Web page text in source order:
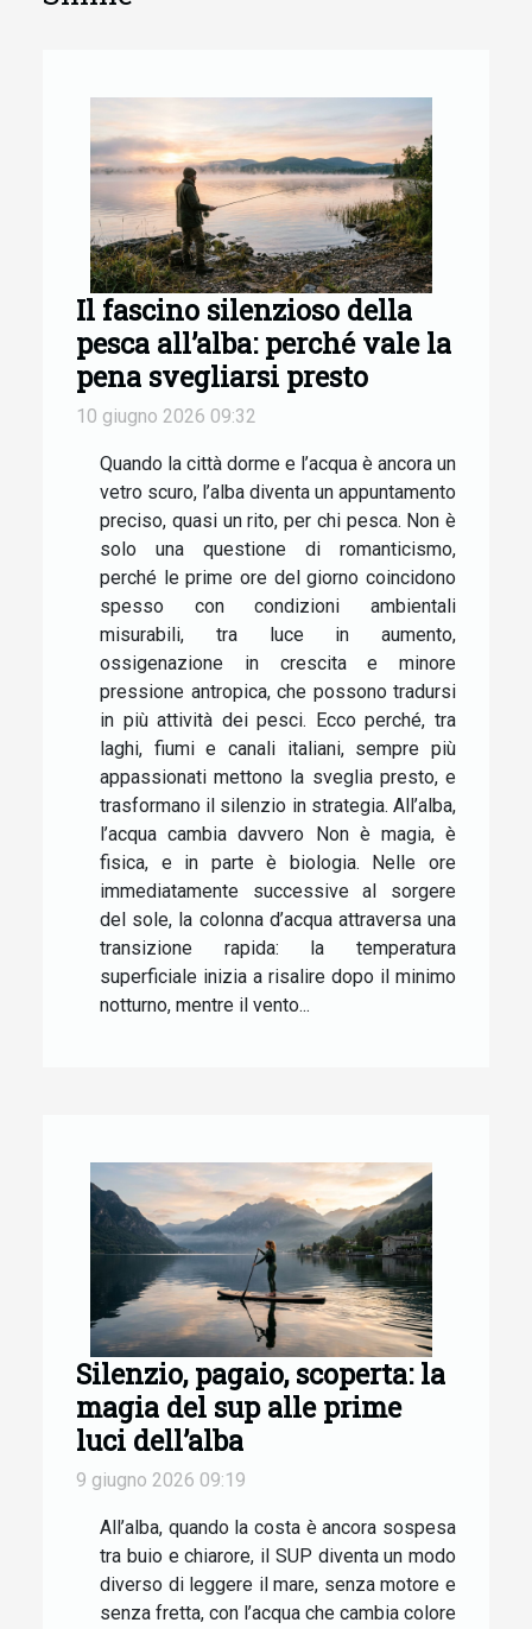
Il fascino silenzioso della
pesca all’alba: perché vale la
pena svegliarsi presto
10 giugno 2026 09:32
Quando la città dorme e l’acqua è ancora un
vetro scuro, l’alba diventa un appuntamento
preciso, quasi un rito, per chi pesca. Non è
solo una questione di romanticismo,
perché le prime ore del giorno coincidono
spesso con condizioni ambientali
misurabili, tra luce in aumento,
ossigenazione in crescita e minore
pressione antropica, che possono tradursi
in più attività dei pesci. Ecco perché, tra
laghi, fiumi e canali italiani, sempre più
appassionati mettono la sveglia presto, e
trasformano il silenzio in strategia. All’alba,
l’acqua cambia davvero Non è magia, è
fisica, e in parte è biologia. Nelle ore
immediatamente successive al sorgere
del sole, la colonna d’acqua attraversa una
transizione rapida: la temperatura
superficiale inizia a risalire dopo il minimo
notturno, mentre il vento...
Silenzio, pagaio, scoperta: la
magia del sup alle prime
luci dell’alba
9 giugno 2026 09:19
All’alba, quando la costa è ancora sospesa
tra buio e chiarore, il SUP diventa un modo
diverso di leggere il mare, senza motore e
senza fretta, con l’acqua che cambia colore